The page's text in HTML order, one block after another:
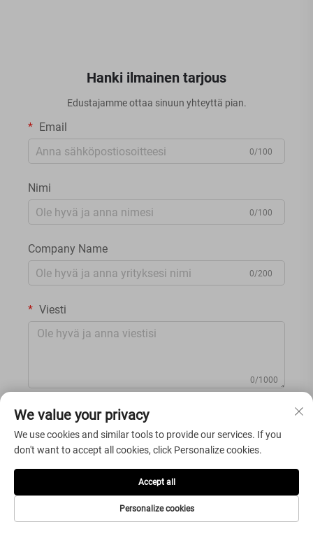
Hanki ilmainen tarjous
Edustajamme ottaa sinuun yhteyttä pian.
Email
0/100
Nimi
0/100
Company Name
0/200
Viesti
0/1000
LÄHETÄ
We value your privacy
We use cookies and similar tools to provide our services. If you
don't want to accept all cookies, click Personalize cookies.
Personalize cookies
Accept all